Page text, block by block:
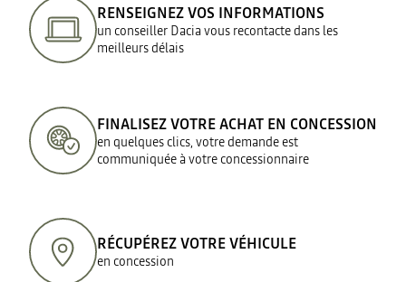
RENSEIGNEZ VOS INFORMATIONS
un conseiller Dacia vous recontacte dans les
meilleurs délais
FINALISEZ VOTRE ACHAT EN CONCESSION
en quelques clics, votre demande est
communiquée à votre concessionnaire
RÉCUPÉREZ VOTRE VÉHICULE
en concession